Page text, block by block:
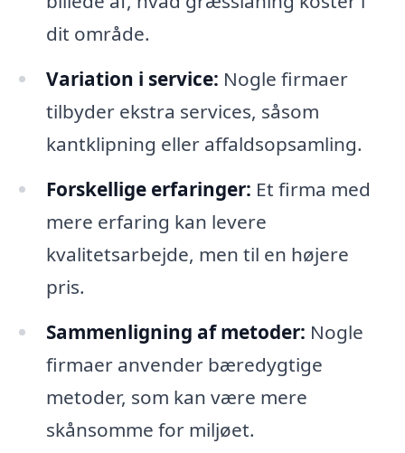
dit område.
Variation i service: Nogle firmaer
tilbyder ekstra services, såsom
kantklipning eller affaldsopsamling.
Forskellige erfaringer: Et firma med
mere erfaring kan levere
kvalitetsarbejde, men til en højere
pris.
Sammenligning af metoder: Nogle
firmaer anvender bæredygtige
metoder, som kan være mere
skånsomme for miljøet.